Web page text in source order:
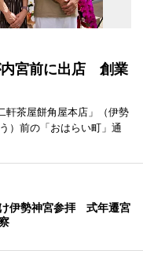
内宮前に出店 創業
軒茶屋餅角屋本店」（伊勢
）前の「おはらい町」通
伊勢神宮参拝 式年遷宮